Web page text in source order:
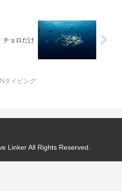
チョロだけ
ダイビング
Linker All Rights Reserved.